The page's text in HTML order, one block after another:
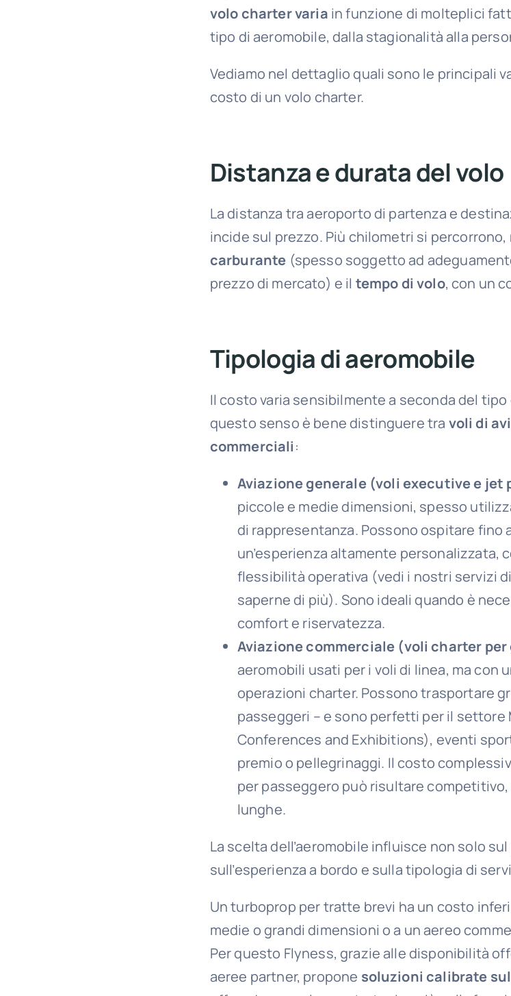
volo charter varia in funzione di molteplici
tipo di aeromobile, dalla stagionalità alla
Vediamo nel dettaglio quali sono le principali
costo di un volo charter.
Distanza e durata del volo
La distanza tra aeroporto di partenza e
incide sul prezzo. Più chilometri si
carburante (spesso soggetto ad
prezzo di mercato) e il tempo di volo, con un
Tipologia di aeromobile
Il costo varia sensibilmente a seconda del
questo senso è bene distinguere tra voli di
commerciali:
Aviazione generale (voli executive e jet
piccole e medie dimensioni, spesso
di rappresentanza. Possono ospitare fino
un’esperienza altamente personalizzata,
flessibilità operativa (vedi i nostri servizi
saperne di più). Sono ideali quando è
comfort e riservatezza.
Aviazione commerciale (voli charter per
aeromobili usati per i voli di linea, ma con
operazioni charter. Possono trasportare
passeggeri – e sono perfetti per il settore
Conferences and Exhibitions), eventi
premio o pellegrinaggi. Il costo
per passeggero può risultare
lunghe.
La scelta dell’aeromobile influisce non solo
sull’esperienza a bordo e sulla tipologia di
Un turboprop per tratte brevi ha un costo
medie o grandi dimensioni o a un aereo
Per questo Flyness, grazie alle disponibilità
aeree partner, propone soluzioni calibrate